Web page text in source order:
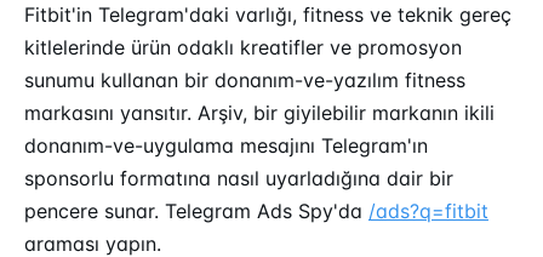
Fitbit'in Telegram'daki varlığı, fitness ve teknik gereç
kitlelerinde ürün odaklı kreatifler ve promosyon
sunumu kullanan bir donanım-ve-yazılım fitness
markasını yansıtır. Arşiv, bir giyilebilir markanın ikili
donanım-ve-uygulama mesajını Telegram'ın
sponsorlu formatına nasıl uyarladığına dair bir
pencere sunar. Telegram Ads Spy'da /ads?q=fitbit
araması yapın.